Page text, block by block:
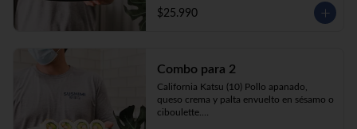
cebollín, envuelto en ciboulette o sesamo.
Tempura ebi avocado (10) Camarón
queso crema y palta envuelto en sésamo o
ciboulette.
Gyosas a elección (5u) + Bebida 1.5lt a
elección
$25.990
Combo para 2
California Katsu (10) Pollo apanado,
queso crema y palta envuelto en sésamo o
ciboulette.